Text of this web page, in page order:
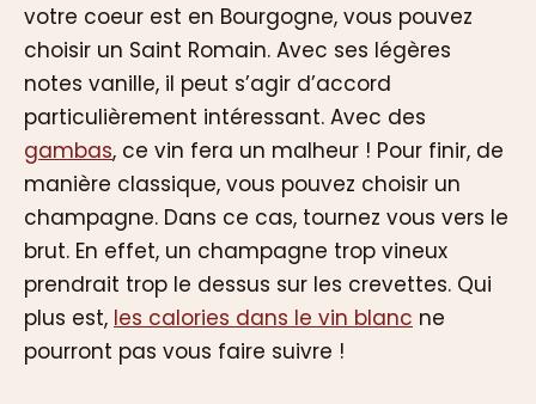
votre coeur est en Bourgogne, vous pouvez
choisir un Saint Romain. Avec ses légères
notes vanille, il peut s’agir d’accord
particulièrement intéressant. Avec des
gambas, ce vin fera un malheur ! Pour finir, de
manière classique, vous pouvez choisir un
champagne. Dans ce cas, tournez vous vers le
brut. En effet, un champagne trop vineux
prendrait trop le dessus sur les crevettes. Qui
plus est, les calories dans le vin blanc ne
pourront pas vous faire suivre !